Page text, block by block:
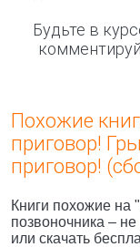
Будьте в
Похожие
приговор!
приговор!
Книги похожие на
позвоночника –
или скачать